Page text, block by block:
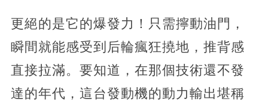
更絕的是它的爆發力！只需擰動油門，
瞬間就能感受到后輪瘋狂撓地，推背感
直接拉滿。要知道，在那個技術還不發
達的年代，這台發動機的動力輸出堪稱